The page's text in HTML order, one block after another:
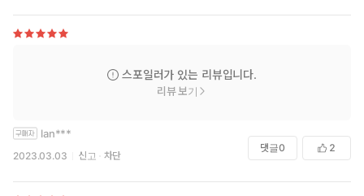
스포일러가 있는 리뷰입니다.
리뷰 보기
lan***
2023.03.03 신고 차단
댓글0 2